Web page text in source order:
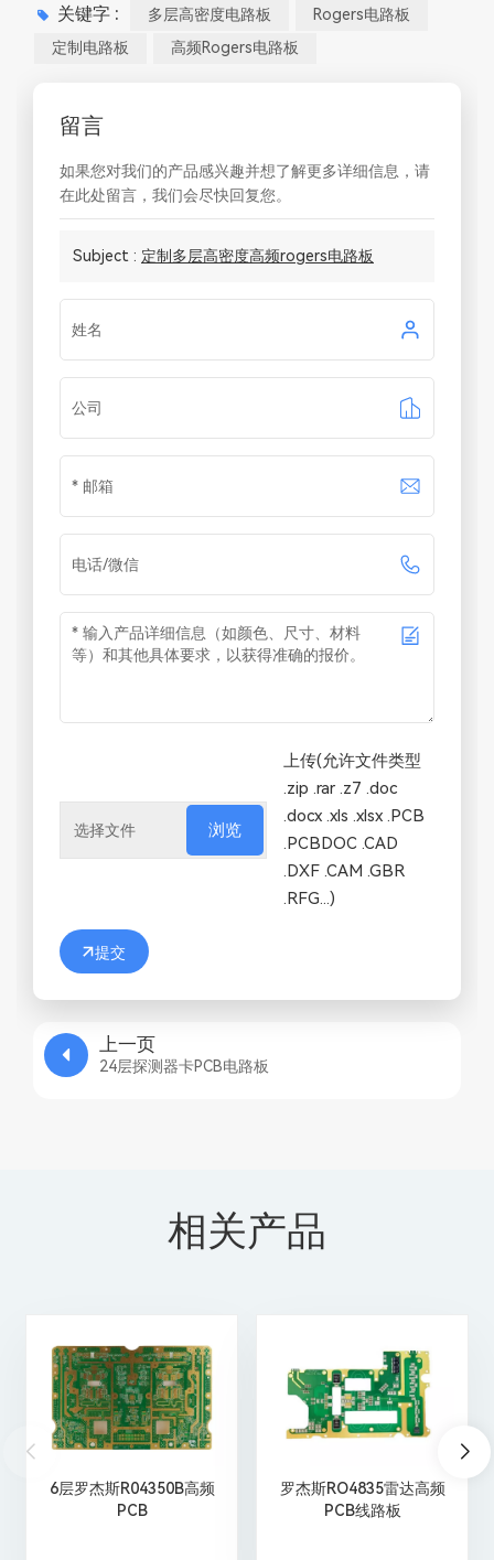
关键字 : 多层高密度电路板
Rogers电路板
定制电路板
高频rogers电路板
留言
如果您对我们的产品感兴趣并想了解更多详细信息，请
在此处留言，我们会尽快回复您。
Subject : 定制多层高密度高频rogers电路板
浏览
上传(允许文件类型
.zip .rar .z7 .doc
.docx .xls .xlsx .PCB
.PCBDOC .CAD
.DXF .CAM .GBR
.RFG...)
提交
上一页
24层探测器卡PCB电路板
相关产品
6层罗杰斯R04350B高频
PCB
罗杰斯RO4835雷达高频
PCB线路板